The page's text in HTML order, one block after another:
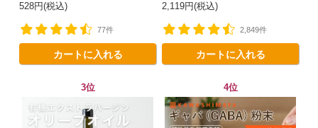
ビネガー -かわしま屋-
528円(税込)
77件
カートに入れる
2,119円(税込)
2,849件
カートに入れる
3位 4位